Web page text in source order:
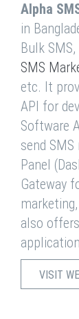
Alpha
in
Bulk
SMS
etc. It
API for
Software
send
Panel
Gateway
also
VISIT